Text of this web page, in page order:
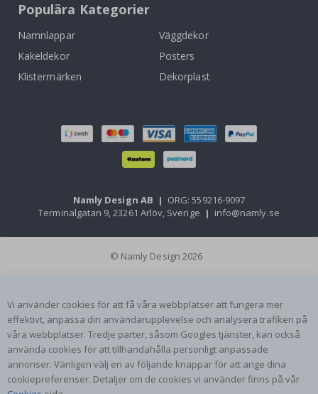
Populära Kategorier
Namnlappar
Väggdekor
Kakeldekor
Posters
Klistermärken
Dekorplast
Namly Design AB | ORG: 559216-9097
Terminalgatan 9, 23261 Arlöv, Sverige | info@namly.se
© Namly Design 2026
Vi använder cookies för att få våra webbplatser att fungera mer
effektivt, anpassa din användarupplevelse och analysera trafiken på
våra webbplatser. Tredje parter, såsom Googles tjänster, kan också
använda cookies för att tillhandahålla personligt anpassade
annonser. Vänligen välj en av följande knappar för att ange dina
cookiepreferenser. Detaljer om de cookies vi använder finns på vår